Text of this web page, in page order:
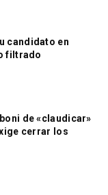
candidato en
filtrado
de «claudicar»
cerrar los